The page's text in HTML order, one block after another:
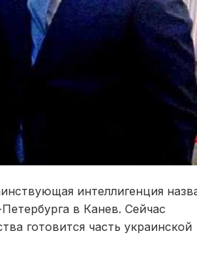
интеллигенция
в Канев. Сейчас
готовится часть украинской